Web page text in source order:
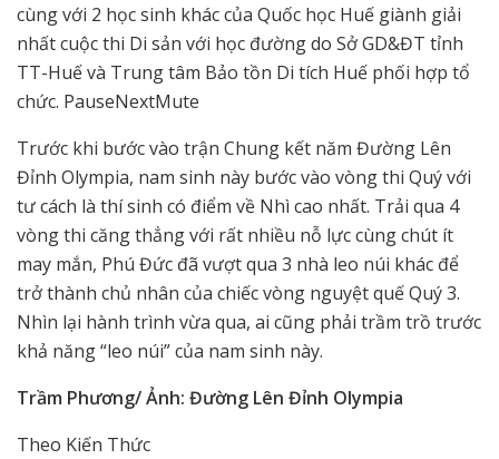
cùng với 2 học sinh khác của Quốc học Huế giành giải
nhất cuộc thi Di sản với học đường do Sở GD&ĐT tỉnh
TT-Huế và Trung tâm Bảo tồn Di tích Huế phối hợp tổ
chức. PauseNextMute
Trước khi bước vào trận Chung kết năm Đường Lên
Đỉnh Olympia, nam sinh này bước vào vòng thi Quý với
tư cách là thí sinh có điểm về Nhì cao nhất. Trải qua 4
vòng thi căng thẳng với rất nhiều nỗ lực cùng chút ít
may mắn, Phú Đức đã vượt qua 3 nhà leo núi khác để
trở thành chủ nhân của chiếc vòng nguyệt quế Quý 3.
Nhìn lại hành trình vừa qua, ai cũng phải trầm trồ trước
khả năng “leo núi” của nam sinh này.
Trầm Phương/ Ảnh: Đường Lên Đỉnh Olympia
Theo Kiến Thức